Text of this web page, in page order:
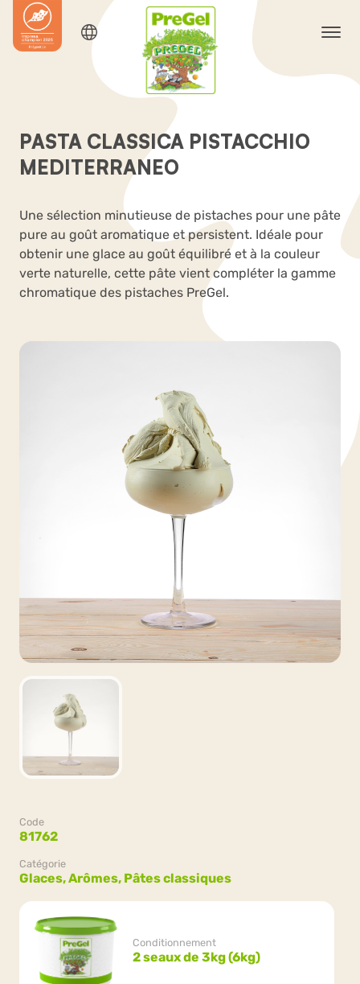
PASTA CLASSICA PISTACCHIO
MEDITERRANEO
Une sélection minutieuse de pistaches pour une pâte
pure au goût aromatique et persistent. Idéale pour
obtenir une glace au goût équilibré et à la couleur
verte naturelle, cette pâte vient compléter la gamme
chromatique des pistaches PreGel.
Code
81762
Catégorie
Glaces,Arômes, Pâtes classiques
Conditionnement
2 seaux de 3kg (6kg)